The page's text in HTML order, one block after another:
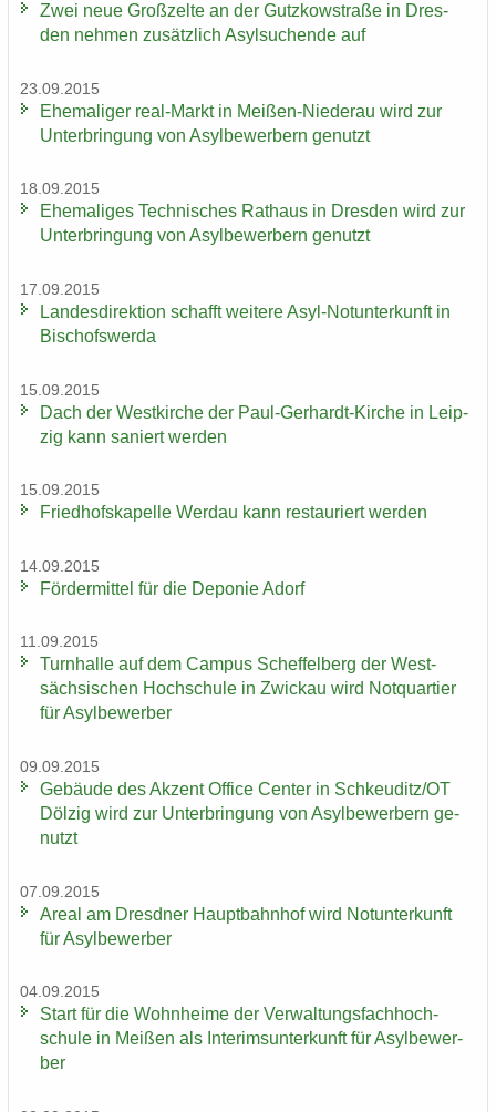
Zwei neue Groß­zel­te an der Gutz­kow­stra­ße in Dres­
den neh­men zu­sätz­lich Asyl­su­chen­de auf
23.09.2015
Ehe­ma­li­ger real-​Markt in Meißen-​Niederau wird zur
Un­ter­brin­gung von Asyl­be­wer­bern ge­nutzt
18.09.2015
Ehe­ma­li­ges Tech­ni­sches Rat­haus in Dres­den wird zur
Un­ter­brin­gung von Asyl­be­wer­bern ge­nutzt
17.09.2015
Lan­des­di­rek­ti­on schafft wei­te­re Asyl-​Notunterkunft in
Bi­schofs­wer­da
15.09.2015
Dach der West­kir­che der Paul-​Gerhardt-Kirche in Leip­
zig kann sa­niert wer­den
15.09.2015
Fried­hofs­ka­pel­le Wer­dau kann re­stau­riert wer­den
14.09.2015
För­der­mit­tel für die De­po­nie Adorf
11.09.2015
Turn­hal­le auf dem Cam­pus Schef­fel­berg der West­
säch­si­schen Hoch­schu­le in Zwi­ckau wird Not­quar­tier
für Asyl­be­wer­ber
09.09.2015
Ge­bäu­de des Ak­zent Of­fice Cen­ter in Schkeu­ditz/OT
Döl­zig wird zur Un­ter­brin­gung von Asyl­be­wer­bern ge­
nutzt
07.09.2015
Areal am Dresd­ner Haupt­bahn­hof wird Not­un­ter­kunft
für Asyl­be­wer­ber
04.09.2015
Start für die Wohn­hei­me der Ver­wal­tungs­fach­hoch­
schu­le in Mei­ßen als In­te­rims­un­ter­kunft für Asyl­be­wer­
ber